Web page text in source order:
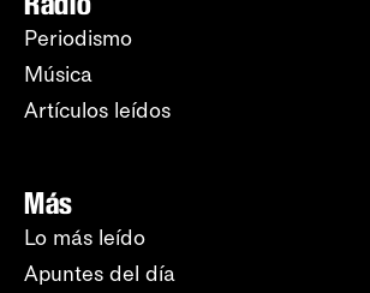
Periodismo
Música
Artículos leídos
Más
Lo más leído
Apuntes del día